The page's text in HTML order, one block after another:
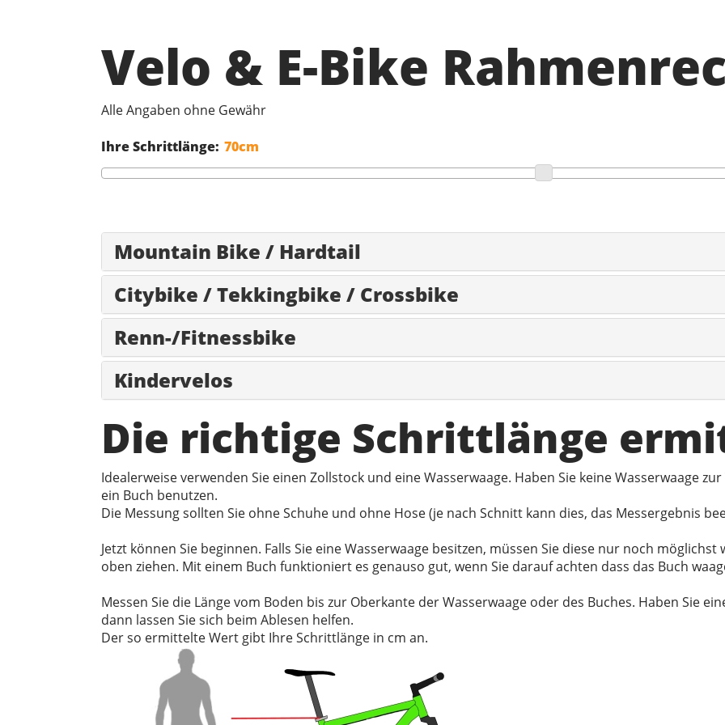
Velo & E-Bike
Alle Angaben ohne Gewähr
Ihre Schrittlänge:
Mountain Bike / Hardtail
Citybike / Tekkingbike / Crossbike
Renn-/Fitnessbike
Kindervelos
Die richtige Schrittlänge
Idealerweise verwenden Sie einen Zollstock und eine Wasserwaage. Haben Sie keine Wasserwaage
ein Buch benutzen.
Die Messung sollten Sie ohne Schuhe und ohne Hose (je nach Schnitt kann dies, das Messergebnis
Jetzt können Sie beginnen. Falls Sie eine Wasserwaage besitzen, müssen Sie diese nur noch
oben ziehen. Mit einem Buch funktioniert es genauso gut, wenn Sie darauf achten dass das Buch
Messen Sie die Länge vom Boden bis zur Oberkante der Wasserwaage oder des Buches. Haben Sie
dann lassen Sie sich beim Ablesen helfen.
Der so ermittelte Wert gibt Ihre Schrittlänge in cm an.